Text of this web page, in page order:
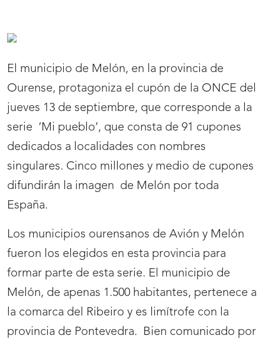
El municipio de Melón, en la provincia de
Ourense, protagoniza el cupón de la ONCE del
jueves 13 de septiembre, que corresponde a la
serie ‘Mi pueblo’, que consta de 91 cupones
dedicados a localidades con nombres
singulares. Cinco millones y medio de cupones
difundirán la imagen de Melón por toda
España.
Los municipios ourensanos de Avión y Melón
fueron los elegidos en esta provincia para
formar parte de esta serie. El municipio de
Melón, de apenas 1.500 habitantes, pertenece a
la comarca del Ribeiro y es limítrofe con la
provincia de Pontevedra. Bien comunicado por